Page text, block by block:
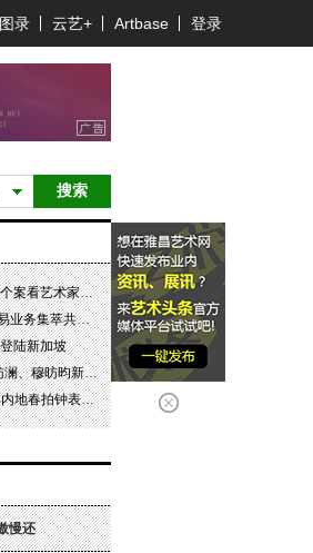
录 云艺+ Artbase 登录
搜索
文献的重要性和紧迫性
共赏 吉光瓷影
陆新加坡
画艺术展”在京展出
、圈层分化与收藏逻辑迭代
慢还